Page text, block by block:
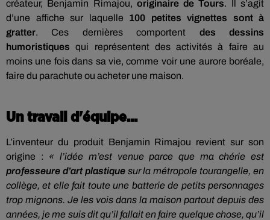
créateur, Benjamin Rimajou, originaire de Tours. Il s’agit
d’une affiche sur laquelle 100 petites vignettes sont à
gratter. Ces dernières comportent des dessins
humoristiques qui représentent des activités à faire au
moins une fois dans sa vie, comme voir une aurore boréale,
faire du parachute ou acheter une maison.
Un travail d'équipe...
L’inventeur du produit Benjamin Rimajou revient sur son
origine : « l’idée m’est venue parce que ma chérie est
professeure d’art plastiquesur la métropole tourangelle, en
collège, et elle fait toute une batterie de petits personnages
trop mignons. Je les vois dans la maison partout depuis des
années, je me suis dit qu’il fallait en faire quelque chose, qu’il